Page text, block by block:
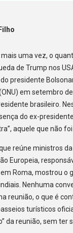
uma vez, o
de Trump nos
presidente
em setembro
brasileiro.
do ex-
aquele que não foi
reúne ministros
Europeia,
Roma, mostrou o
Nenhuma
reunião, o que é
turísticos
da reunião, sem ter